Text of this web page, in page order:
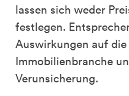
lassen sich weder
festlegen.
Auswirkungen auf die
Immobilienbranche
Verunsicherung.